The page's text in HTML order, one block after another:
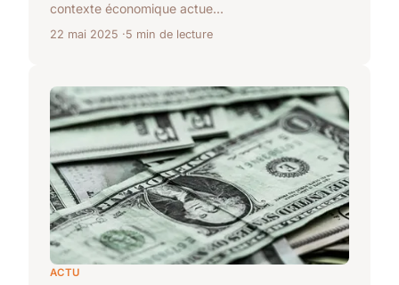
contexte économique actue...
22 mai 2025 5 min de lecture
ACTU